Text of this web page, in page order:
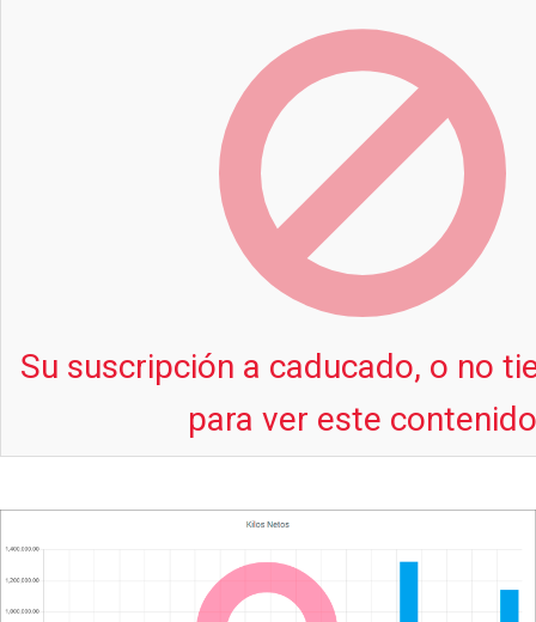
Su suscripción a caducado, o no
para ver este contenido